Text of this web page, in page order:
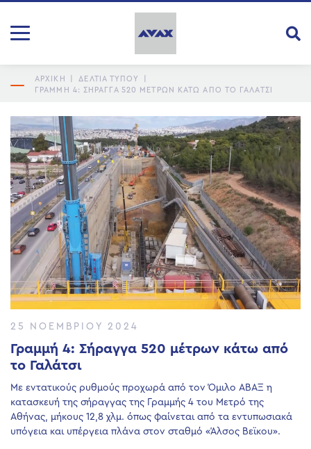
ΑΡΧΙΚΗ ΔΕΛΤΙΑ ΤΥΠΟΥ
ΓΡΑΜΜΉ 4: ΣΉΡΑΓΓΑ 520 ΜΈΤΡΩΝ ΚΆΤΩ ΑΠΌ ΤΟ ΓΑΛΆΤΣΙ
25 ΝΟΕΜΒΡΊΟΥ 2024
Γραμμή 4: Σήραγγα 520 μέτρων κάτω από
το Γαλάτσι
Με εντατικούς ρυθμούς προχωρά από τον Όμιλο ΑΒΑΞ η
κατασκευή της σήραγγας της Γραμμής 4 του Μετρό της
Αθήνας, μήκους 12,8 χλμ. όπως φαίνεται από τα εντυπωσιακά
υπόγεια και υπέργεια πλάνα στον σταθμό «Άλσος Βεϊκου».